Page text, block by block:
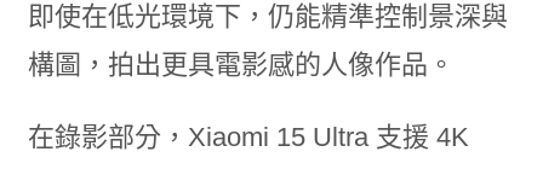
即使在低光環境下，仍能精準控制景深與
構圖，拍出更具電影感的人像作品。
在錄影部分，Xiaomi 15 Ultra 支援 4K